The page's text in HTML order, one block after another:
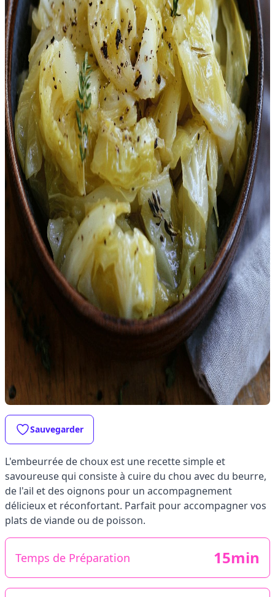
Sauvegarder
L'embeurrée de choux est une recette simple et
savoureuse qui consiste à cuire du chou avec du beurre,
de l'ail et des oignons pour un accompagnement
délicieux et réconfortant. Parfait pour accompagner vos
plats de viande ou de poisson.
Temps de Préparation 15min